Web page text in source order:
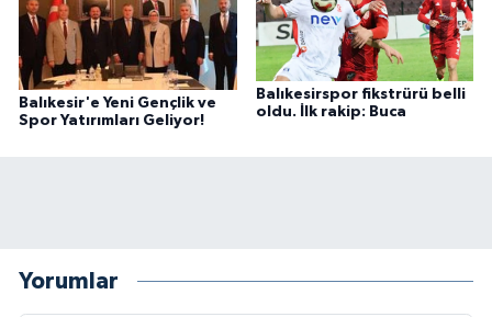
Balıkesir'e Yeni Gençlik ve
Spor Yatırımları Geliyor!
Balıkesirspor fikstrürü belli
oldu. İlk rakip: Buca
Yorumlar